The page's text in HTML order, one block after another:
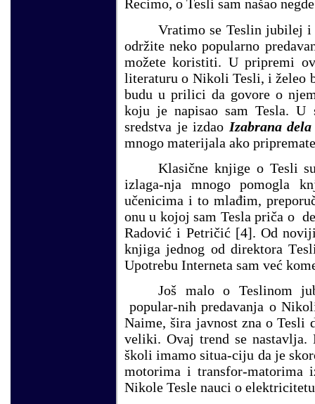
Recimo, o Tesli sam našao
Vratimo se Teslin jubilej
održite neko popularno
možete koristiti. U pripremi
literaturu o Nikoli Tesli, i želeo
budu u prilici da govore o
koju je napisao sam Tesla. U
sredstva je izdao Izabrana
mnogo materijala ako
Klasične knjige o Tesli
izlaga-nja mnogo pomogla
učenicima i to mlađim,
onu u kojoj sam Tesla priča o
Radović i Petričić [4]. Od
knjiga jednog od direktora T
Upotrebu Interneta sam već
Još malo o Teslinom
popular-nih predavanja o
Naime, šira javnost zna o
veliki. Ovaj trend se nastavlja.
školi imamo situa-ciju da je
motorima i transfor-matorima
Nikole Tesle nauci o